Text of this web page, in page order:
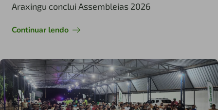
Araxingu conclui Assembleias 2026
Continuar lendo